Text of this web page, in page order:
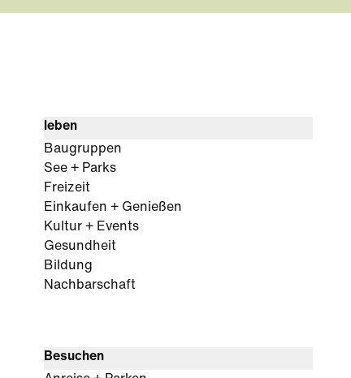
leben
Baugruppen
See + Parks
Freizeit
Einkaufen + Genießen
Kultur + Events
Gesundheit
Bildung
Nachbarschaft
Besuchen